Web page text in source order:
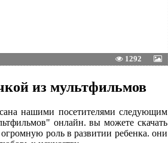
1292
из мультфильмов
нашими посетителями следующим
онлайн. вы можете скачать
роль в развитии ребенка. они